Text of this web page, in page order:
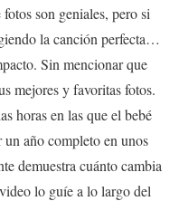
son geniales, pero si
la canción perfecta…
Sin mencionar que
mejores y favoritas fotos.
horas en las que el bebé
un año completo en unos
demuestra cuánto cambia
lo guíe a lo largo del